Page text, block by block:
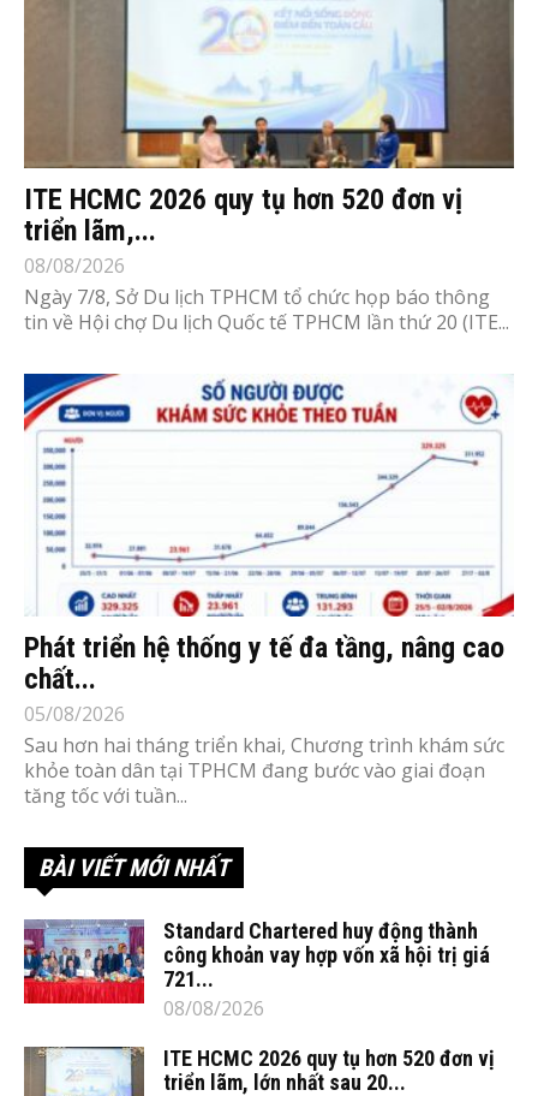
ITE HCMC 2026 quy tụ hơn 520 đơn vị
triển lãm,...
08/08/2026
Ngày 7/8, Sở Du lịch TPHCM tổ chức họp báo thông
tin về Hội chợ Du lịch Quốc tế TPHCM lần thứ 20 (ITE...
Phát triển hệ thống y tế đa tầng, nâng cao
chất...
05/08/2026
Sau hơn hai tháng triển khai, Chương trình khám sức
khỏe toàn dân tại TPHCM đang bước vào giai đoạn
tăng tốc với tuần...
BÀI VIẾT MỚI NHẤT
Standard Chartered huy động thành
công khoản vay hợp vốn xã hội trị giá
721...
08/08/2026
ITE HCMC 2026 quy tụ hơn 520 đơn vị
triển lãm, lớn nhất sau 20...